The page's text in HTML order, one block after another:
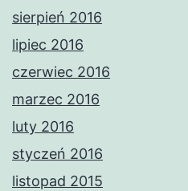
sierpień 2016
lipiec 2016
czerwiec 2016
marzec 2016
luty 2016
styczeń 2016
listopad 2015